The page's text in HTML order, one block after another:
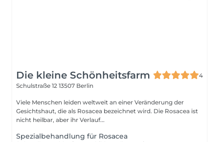
Die kleine Schönheitsfarm
4
Schulstraße 12 13507 Berlin
Viele Menschen leiden weltweit an einer Veränderung der
Gesichtshaut, die als Rosacea bezeichnet wird. Die Rosacea ist
nicht heilbar, aber ihr Verlauf...
Spezialbehandlung für Rosacea